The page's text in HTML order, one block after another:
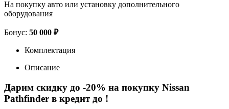
На покупку авто или установку дополнительного
оборудования
Бонус: 50 000 ₽
Комплектация
Описание
Дарим скидку до -20% на покупку Nissan
Pathfinder в кредит до !